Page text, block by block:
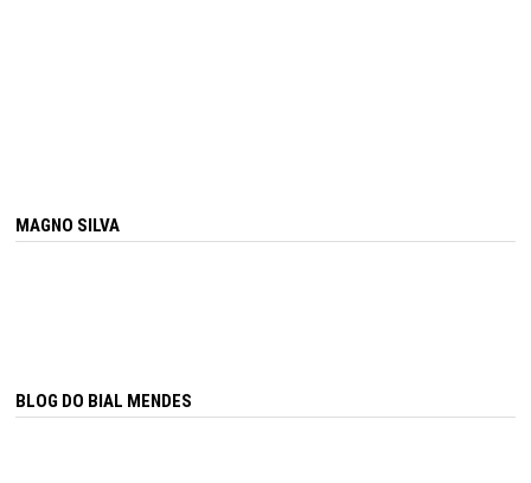
MAGNO SILVA
BLOG DO BIAL MENDES